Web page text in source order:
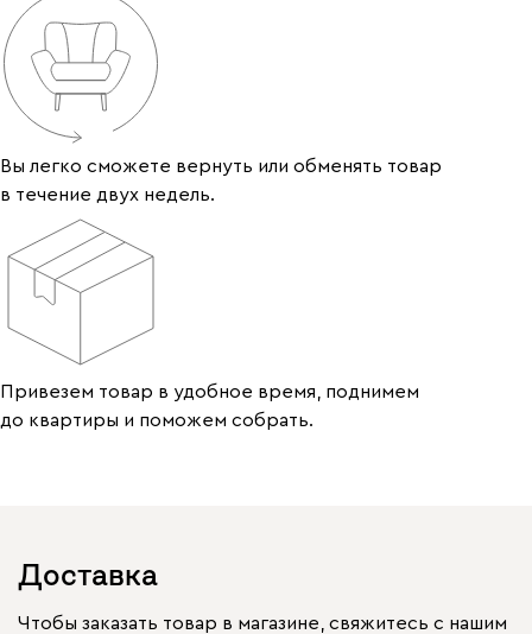
Вы легко сможете вернуть или обменять товар
в течение двух недель.
Привезем товар в удобное время, поднимем
до квартиры и поможем собрать.
Доставка
Чтобы заказать товар в магазине, свяжитесь с нашим